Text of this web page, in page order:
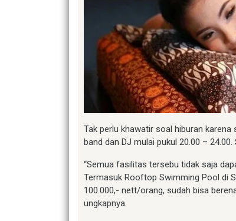
Tak perlu khawatir soal hiburan
band dan DJ mulai pukul 20.00 –
“Semua fasilitas tersebu tidak saja
Termasuk Rooftop Swimming Pool di
100.000,- nett/orang, sudah bisa
ungkapnya.